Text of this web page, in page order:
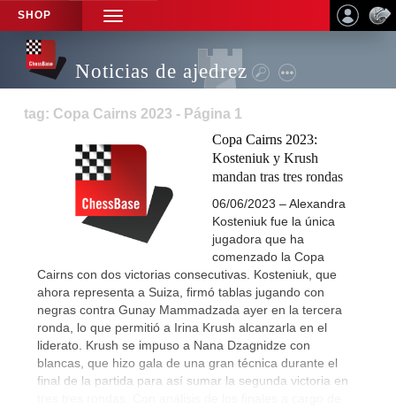
SHOP
TOGGLE
NAVIGATION
Noticias de ajedrez
tag: Copa Cairns 2023 - Página 1
Copa Cairns 2023:
Kosteniuk y Krush
mandan tras tres rondas
06/06/2023 – Alexandra
Kosteniuk fue la única
jugadora que ha
comenzado la Copa
Cairns con dos victorias consecutivas. Kosteniuk, que
ahora representa a Suiza, firmó tablas jugando con
negras contra Gunay Mammadzada ayer en la tercera
ronda, lo que permitió a Irina Krush alcanzarla en el
liderato. Krush se impuso a Nana Dzagnidze con
blancas, que hizo gala de una gran técnica durante el
final de la partida para así sumar la segunda victoria en